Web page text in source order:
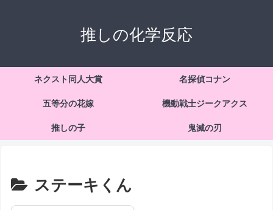
推しの化学反応
ネクスト同人大賞 名探偵コナン
五等分の花嫁 機動戦士ジークアクス
推しの子 鬼滅の刃
ステーキくん